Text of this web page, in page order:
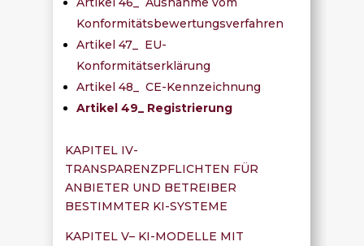
Konformitätsbewertungsverfahren
Artikel 47_ EU-
Konformitätserklärung
Artikel 48_ CE-Kennzeichnung
Artikel 49_ Registrierung
KAPITEL IV-
TRANSPARENZPFLICHTEN FÜR
ANBIETER UND BETREIBER
BESTIMMTER KI-SYSTEME
KAPITEL V– KI-MODELLE MIT